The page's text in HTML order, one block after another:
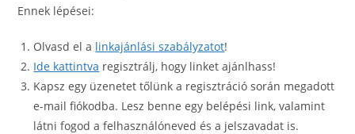
Ennek lépései:
Olvasd el a linkajánlási szabályzatot!
Ide kattintva regisztrálj, hogy linket ajánlhass!
Kapsz egy üzenetet tőlünk a regisztráció során megadott
e-mail fiókodba. Lesz benne egy belépési link, valamint
látni fogod a felhasználóneved és a jelszavadat is.